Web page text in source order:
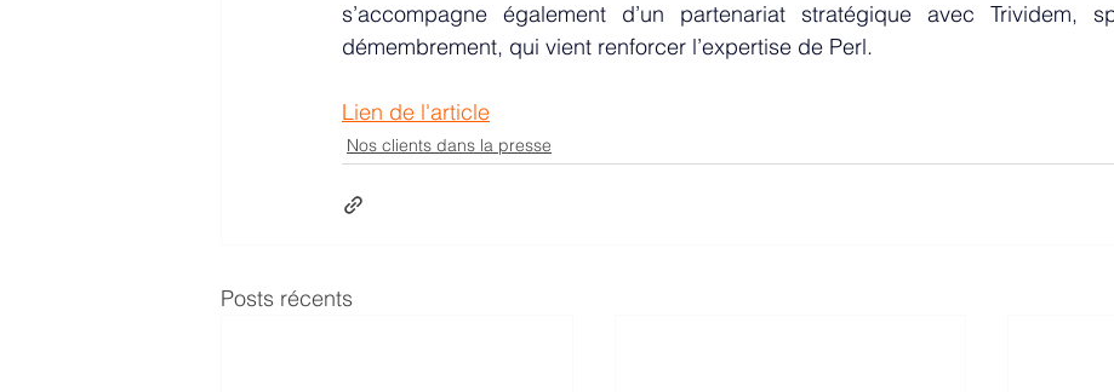
démembrement, qui vient renforcer l’expertise de Perl.
Lien de l'article
Nos clients dans la presse
Posts récents